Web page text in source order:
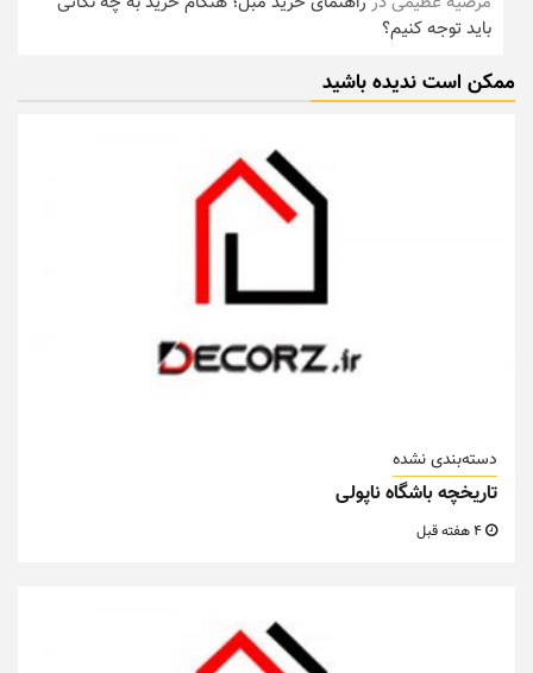
باید توجه کنیم؟
ممکن است ندیده باشید
دسته‌بندی نشده
تاریخچه باشگاه ناپولی